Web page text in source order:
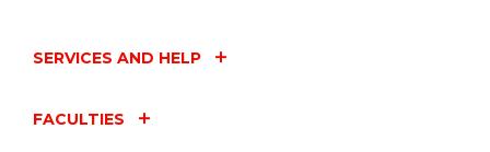
SERVICES AND HELP
FACULTIES